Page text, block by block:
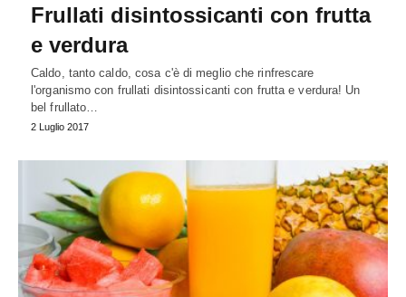
Frullati disintossicanti con frutta
e verdura
Caldo, tanto caldo, cosa c'è di meglio che rinfrescare
l'organismo con frullati disintossicanti con frutta e verdura! Un
bel frullato…
2 Luglio 2017